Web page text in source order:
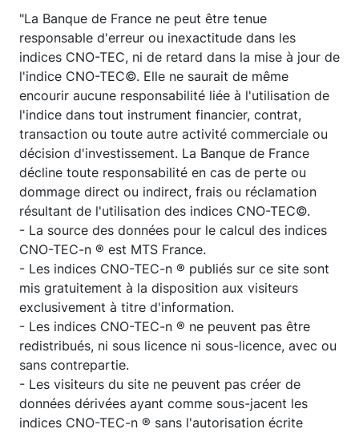
"La Banque de France ne peut être tenue
responsable d'erreur ou inexactitude dans les
indices CNO-TEC, ni de retard dans la mise à jour de
l'indice CNO-TEC©. Elle ne saurait de même
encourir aucune responsabilité liée à l'utilisation de
l'indice dans tout instrument financier, contrat,
transaction ou toute autre activité commerciale ou
décision d'investissement. La Banque de France
décline toute responsabilité en cas de perte ou
dommage direct ou indirect, frais ou réclamation
résultant de l'utilisation des indices CNO-TEC©.
- La source des données pour le calcul des indices
CNO-TEC-n ® est MTS France.
- Les indices CNO-TEC-n ® publiés sur ce site sont
mis gratuitement à la disposition aux visiteurs
exclusivement à titre d'information.
- Les indices CNO-TEC-n ® ne peuvent pas être
redistribués, ni sous licence ni sous-licence, avec ou
sans contrepartie.
- Les visiteurs du site ne peuvent pas créer de
données dérivées ayant comme sous-jacent les
indices CNO-TEC-n ® sans l'autorisation écrite